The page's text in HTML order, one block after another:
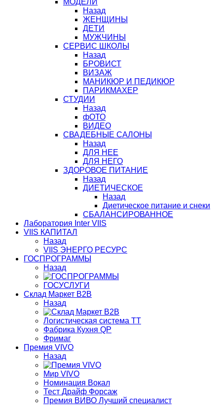
МОДЕЛИ
Назад
ЖЕНЩИНЫ
ДЕТИ
МУЖЧИНЫ
СЕРВИС ШКОЛЫ
Назад
БРОВИСТ
ВИЗАЖ
МАНИКЮР И ПЕДИКЮР
ПАРИКМАХЕР
СТУДИИ
Назад
фОТО
ВИДЕО
СВАДЕБНЫЕ САЛОНЫ
Назад
ДЛЯ НЕЕ
ДЛЯ НЕГО
ЗДОРОВОЕ ПИТАНИЕ
Назад
ДИЕТИЧЕСКОЕ
Назад
Диетическое питание и снеки
СБАЛАНСИРОВАННОЕ
Лаборатория Inter VIIS
VIIS КАПИТАЛ
Назад
VIIS ЭНЕРГО РЕСУРС
ГОСПРОГРАММЫ
Назад
ГОСУСЛУГИ
Склад Маркет В2В
Назад
Логистическая система ТТ
Фабрика Кухня QP
Фримаг
Премия VIVO
Назад
Мир VIVO
Номинация Вокал
Тест Драйф Форсаж
Премия ВИВО Лучший специалист